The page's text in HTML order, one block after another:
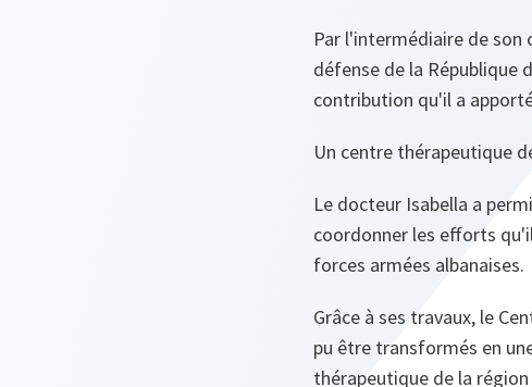
Par l'intermédiaire de son
défense de la République
contribution qu'il a
Un centre thérapeutique
Le docteur Isabella a
coordonner les efforts
forces armées albanaises.
Grâce à ses travaux, le
pu être transformés en
thérapeutique de la